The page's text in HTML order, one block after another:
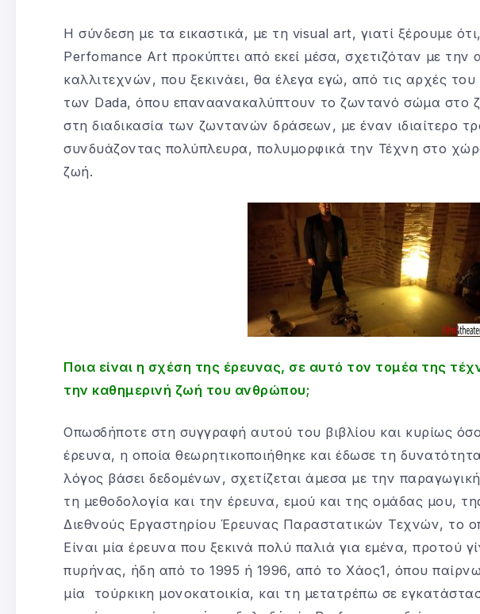
Η σύνδεση με τα εικαστικά, με τη visual art, γιατί ξέρουμε
Perfomance Art προκύπτει από εκεί μέσα, σχετιζόταν με
καλλιτεχνών, που ξεκινάει, θα έλεγα εγώ, από τις αρχές του
των Dada, όπου επαναανακαλύπτουν το ζωντανό σώμα στο
στη διαδικασία των ζωντανών δράσεων, με έναν ιδιαίτερο
συνδυάζοντας πολύπλευρα, πολυμορφικά την Τέχνη στο
ζωή.
Ποια είναι η σχέση της έρευνας, σε αυτό τον τομέα της
την καθημερινή ζωή του ανθρώπου;
Οπωσδήποτε στη συγγραφή αυτού του βιβλίου και κυρίως
έρευνα, η οποία θεωρητικοποιήθηκε και έδωσε τη
λόγος βάσει δεδομένων, σχετίζεται άμεσα με την
τη μεθοδολογία και την έρευνα, εμού και της ομάδας μου,
Διεθνούς Εργαστηρίου Έρευνας Παραστατικών Τεχνών, το
Είναι μία έρευνα που ξεκινά πολύ παλιά για εμένα, προτού
πυρήνας, ήδη από το 1995 ή 1996, από το Χάος1, όπου παίρνω
μία τούρκικη μονοκατοικία, και τη μετατρέπω σε